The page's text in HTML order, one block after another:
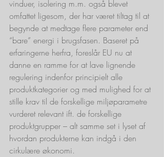
vinduer, isolering m.m. også blevet
omfattet ligesom, der har været tiltag til at
begynde at medtage flere parameter end
“bare” energi i brugsfasen. Baseret på
erfaringerne herfra, foreslår EU nu at
danne en ramme for at lave lignende
regulering indenfor principielt alle
produktkategorier og med mulighed for at
stille krav til de forskellige miljøparametre
vurderet relevant ift. de forskellige
produktgrupper – alt samme set i lyset af
hvordan produkterne kan indgå i den
cirkulære økonomi.